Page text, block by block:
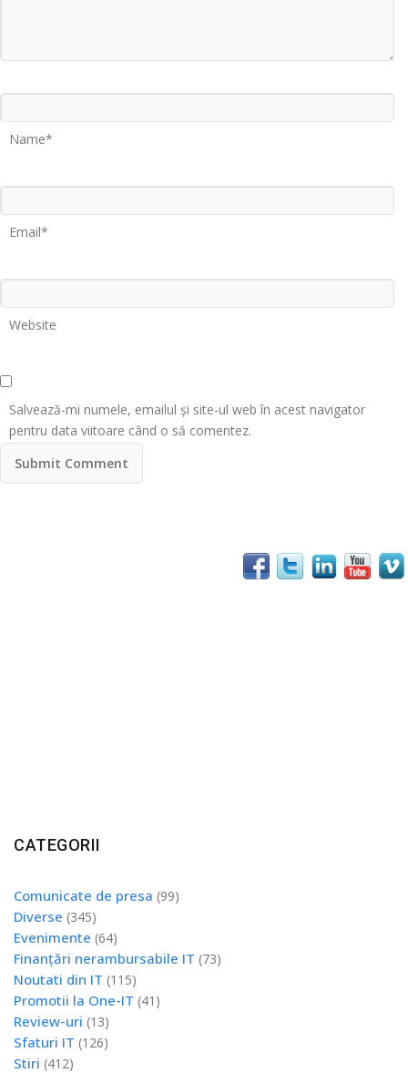
Name*
Email*
Website
Salvează-mi numele, emailul și site-ul web în acest navigator
pentru data viitoare când o să comentez.
CATEGORII
Comunicate de presa (99)
Diverse (345)
Evenimente (64)
Finanțări nerambursabile IT (73)
Noutati din IT (115)
Promotii la One-IT (41)
Review-uri (13)
Sfaturi IT (126)
Stiri (412)